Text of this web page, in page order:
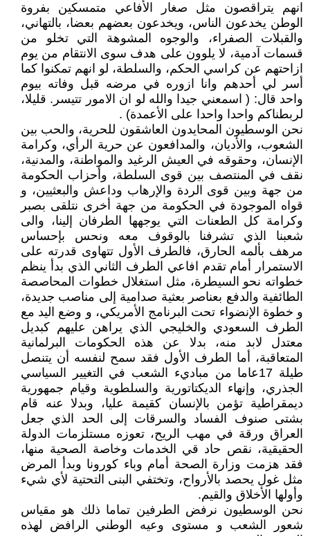
انهم يتراقصون مثل صغار الأفاعي متمسكين بفروة
الوطن يخدعون الناس، ويخدعون بعضهم بعضا، بالتهاني،
والقبلات الصفراء، والوجوه المشوهة التي تخلو من
قسمات آدمية، لا يلوون على هدف سوى الانتقام من يوم
ازاحتهم عن كراسي الحكم، والسلطة، لو انهم تمكنوا كما
أسر لي أحدهم وانا ازوره في مرضه قبل وفاته بيوم
واحد قال: ( اسمعني جيدا والله لو ان الامور تتيسر. قليلا،
لربطناكم واحدا واحدا على الأعمدة) .
نحن الوسطيون المحايدون العاشقون للحرية، والحب بين
الشعوب، والأديان، والمدافعون عن حرية الرأي، وكرامة
الإنسان، وحقوقه في العيش الرغيد والمواطنة، والمدنية،
نقف في المنتصف بين قوى السلطة، وأحزاب الحكومة
من جهة وبين قوى الردة والإرهاب وداعش والبعثيين، و
قواه الموجودة في الحكومة من جهة أخرى نتلقى بصبر
وكرامة كل الطعنات التي يوجهها الطرفان إلينا، والى
شعبنا الذي تشرفنا بالوقوف معه ونحس بإحساس
مرهف بألمه الحارق، فالطرف الأول تتهاوى قدرته على
الاستمرار أمام تقدم افاعي الطرف الثاني الذي بدأ ينظم
خطواته نحو السيطرة، مثل استغلال خطوات المحاصصة
الطائفية والدفع بعناصر بعثية صدامية إلى مناصب جديدة،
و خطوة الإنضواء تحت البرنامج الأمريكي، و وضع اليد مع
الطرف السعودي والخليجي الذي يراهن عليهم كبديل
معتدل لابد منه، بدلا عن هذه الحكومات البرلمانية
المتعاقبة، أما الطرف الأول فقد سمح لنفسه أن يتنصل
طيلة 17عاما من مباديء الشعب في التغيير السياسي
الجذري، وإنهاء الديكتاتورية والسلطوية وقيام جمهورية
ديمقراطية تؤمن بالإنسان كقيمة عليا، وبدلا عنه قام
بشتى صنوف الفساد والسرقات إلى الحد الذي جعل
العراق ورقة في مهب الريح، تعوزه مستلزمات الدولة
الحقيقية، نقص حاد قي الخدمات وخاصة الصحية منها،
فقد هزمت وزارة الصحة أمام وباء كورونا وبدأ المرض
مثل غول يحصد بالأرواح، وتختفي البنى التحتية لأي شيء
وأولها الأخلاق والقيم.
نحن الوسطيون نرفض الطرفين تماما ذلك هو مقياس
شعور الشعب و مستوى وعيه الوطني الرافض لهذه